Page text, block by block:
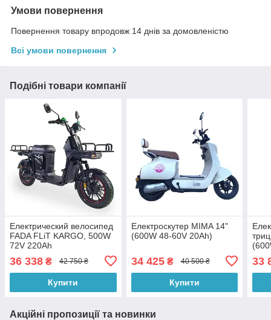
Умови повернення
Повернення товару впродовж 14 днів за домовленістю
Всі умови повернення
Подібні товари компанії
Електрический велосипед
FADA FLiT KARGO, 500W
72V 220Ah
36 338 ₴ 42 750 ₴
Купити
Електроскутер MIMA 14"
(600W 48-60V 20Ah)
34 425₴ 40 500 ₴
Купити
33
Акційні пропозиції та новинки